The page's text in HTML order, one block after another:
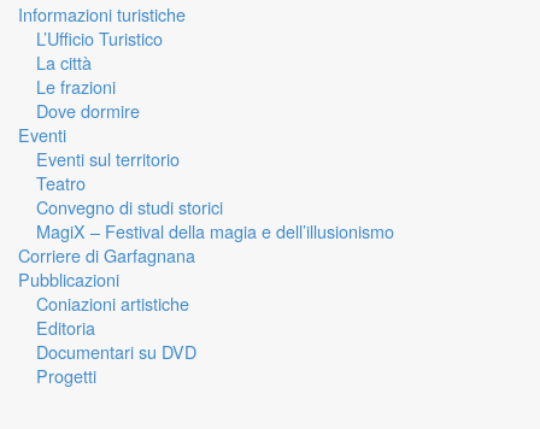
Informazioni turistiche
L’Ufficio Turistico
La città
Le frazioni
Dove dormire
Eventi
Eventi sul territorio
Teatro
Convegno di studi storici
MagiX – Festival della magia e dell’illusionismo
Corriere di Garfagnana
Pubblicazioni
Coniazioni artistiche
Editoria
Documentari su DVD
Progetti